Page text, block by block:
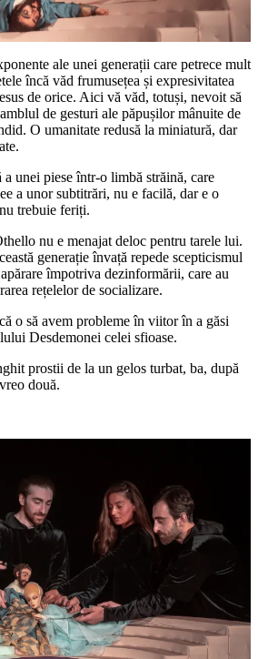
ale unei generații care petrece mult
încă văd frumusețea și expresivitatea
de orice. Aici vă văd, totuși, nevoit să
de gesturi ale păpușilor mânuite de
O umanitate redusă la miniatură, dar
unei piese într-o limbă străină, care
a unor subtitrări, nu e facilă, dar e o
trebuie feriți.
nu e menajat deloc pentru tarele lui.
generație învață repede scepticismul
împotriva dezinformării, care au
rețelelor de socializare.
o să avem probleme în viitor în a găsi
Desdemonei celei sfioase.
prostii de la un gelos turbat, ba, după
două.